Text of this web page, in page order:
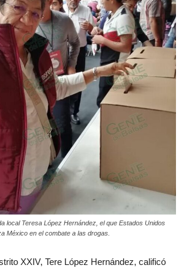
local Teresa López Hernández, el que Estados Unidos
México en el combate a las drogas.
XXIV, Tere López Hernández, calificó